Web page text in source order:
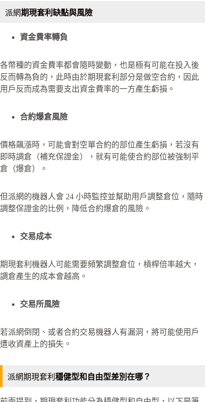
派網期現套利缺點與風險
資金費率轉負
各幣種的資金費率都會隨時變動，也是極有可能在投入後
反而轉為負的，此時由於期現套利部分是做空合約，因此
用戶反而成為需要支出資金費率的一方產生虧損。
合約爆倉風險
價格飆漲時，可能會對空單合約的部位產生虧損，若沒有
即時調倉（補充保證金），就有可能使合約部位被強制平
倉（爆倉）。
但派網的機器人會 24 小時監控並幫助用戶調整倉位，隨時
調整保證金的比例，降低合約爆倉的風險。
交易成本
期現套利機器人可能需要頻繁調整倉位，槓桿倍率越大，
調倉產生的成本會越高。
交易所風險
若派網倒閉、或者合約交易機器人有漏洞，將可能使用戶
遭收資產上的損失。
派網期現套利 穩健型和自由型差別在哪？